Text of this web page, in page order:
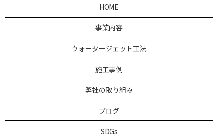
HOME
事業内容
ウォータージェット工法
施工事例
弊社の取り組み
ブログ
SDGs